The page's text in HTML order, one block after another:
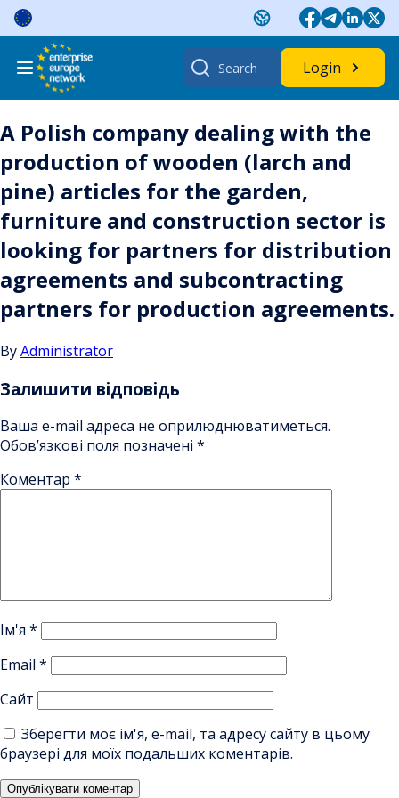
Skip
content
Search
for:
Login
A Polish company dealing with the
production of wooden (larch and
pine) articles for the garden,
furniture and construction sector is
looking for partners for distribution
agreements and subcontracting
partners for production agreements.
ByAdministrator
Залишити відповідь
Ваша e-mail адреса не оприлюднюватиметься.
Обов’язкові поля позначені *
Коментар *
Ім'я *
Email *
Сайт
Зберегти моє ім'я, e-mail, та адресу сайту в цьому
браузері для моїх подальших коментарів.